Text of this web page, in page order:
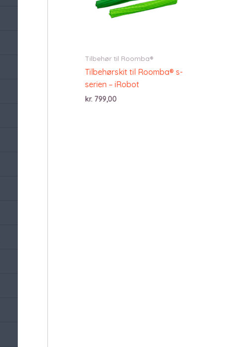
Tilbehør til Roomba®
Tilbehørskit til Roomba® s-
serien – iRobot
kr. 799,00